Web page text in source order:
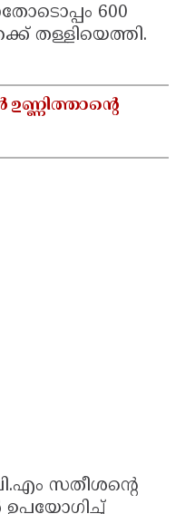
600
തള്ളിയെത്തി.
സതീശന്റെ